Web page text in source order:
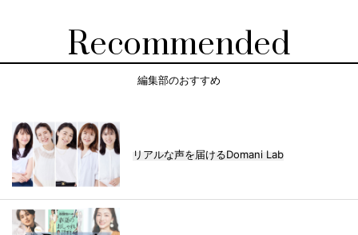
Recommended
編集部のおすすめ
リアルな声を届けるDomani Lab